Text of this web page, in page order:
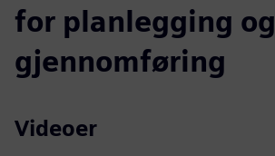
for planlegging og
gjennomføring
Videoer